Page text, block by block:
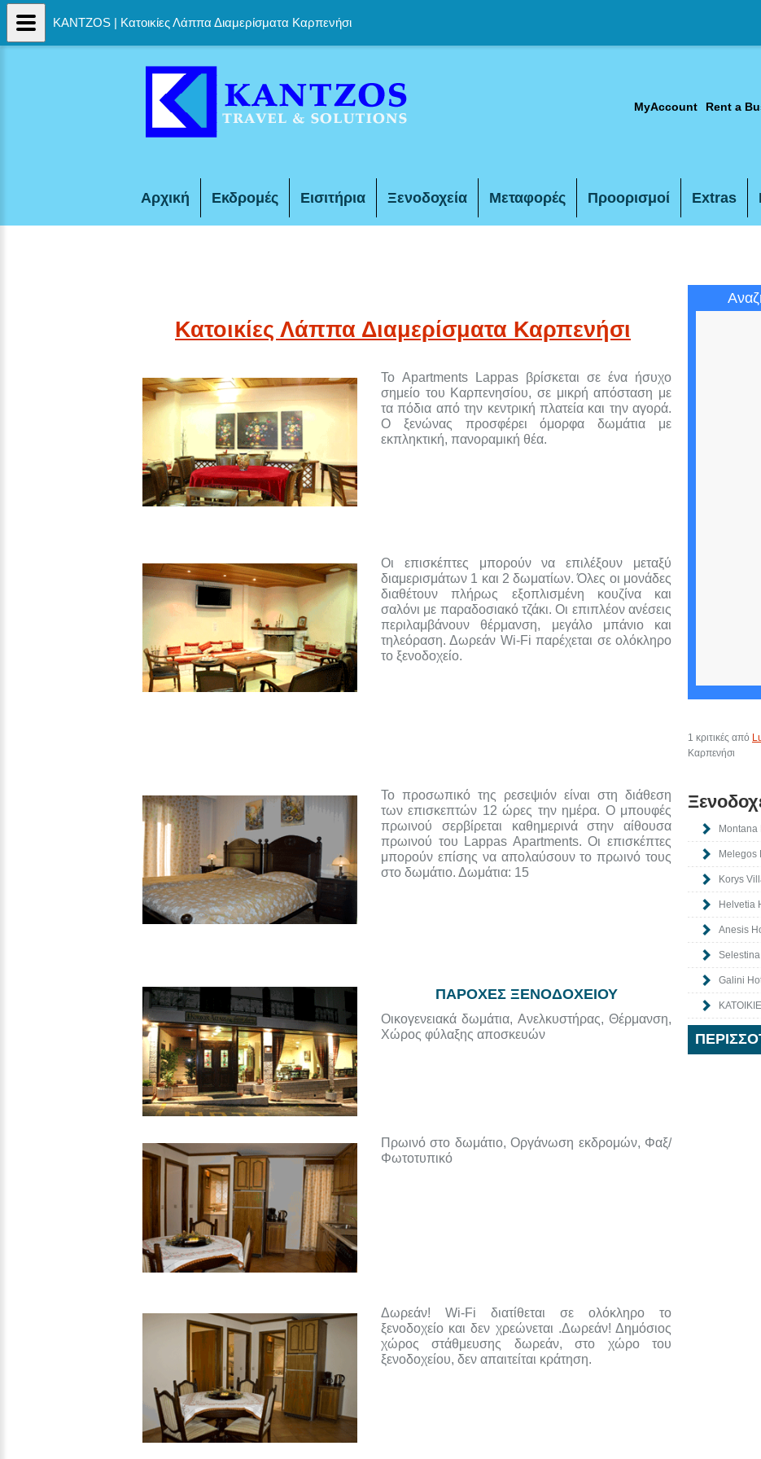
MyAccount Rent a
Αρχική Εκδρομές Εισιτήρια Ξενοδοχεία Μεταφορές Προορισμοί Extras
Κατοικίες Λάππα Διαμερίσματα Καρπενήσι
Το Apartments Lappas βρίσκεται σε ένα ήσυχο
σημείο του Καρπενησίου, σε μικρή απόσταση με
τα πόδια από την κεντρική πλατεία και την αγορά.
Ο ξενώνας προσφέρει όμορφα δωμάτια με
εκπληκτική, πανοραμική θέα.
Οι επισκέπτες μπορούν να επιλέξουν μεταξύ
διαμερισμάτων 1 και 2 δωματίων. Όλες οι μονάδες
διαθέτουν πλήρως εξοπλισμένη κουζίνα και
σαλόνι με παραδοσιακό τζάκι. Οι επιπλέον ανέσεις
περιλαμβάνουν θέρμανση, μεγάλο μπάνιο και
τηλεόραση. Δωρεάν Wi-Fi παρέχεται σε ολόκληρο
το ξενοδοχείο.
Το προσωπικό της ρεσεψιόν είναι στη διάθεση
των επισκεπτών 12 ώρες την ημέρα. Ο μπουφές
πρωινού σερβίρεται καθημερινά στην αίθουσα
πρωινού του Lappas Apartments. Οι επισκέπτες
μπορούν επίσης να απολαύσουν το πρωινό τους
στο δωμάτιο. Δωμάτια: 15
ΠΑΡΟΧΕΣ ΞΕΝΟΔΟΧΕΙΟΥ
Οικογενειακά δωμάτια, Ανελκυστήρας, Θέρμανση,
Χώρος φύλαξης αποσκευών
Πρωινό στο δωμάτιο, Οργάνωση εκδρομών, Φαξ/
Φωτοτυπικό
Δωρεάν! Wi-Fi διατίθεται σε ολόκληρο το
ξενοδοχείο και δεν χρεώνεται .Δωρεάν! Δημόσιος
χώρος στάθμευσης δωρεάν, στο χώρο του
ξενοδοχείου, δεν απαιτείται κράτηση.
1 κριτικές από
Καρπενήσι
Montana
Melegos
Korys
Helvetia
Anesis
Galini
KANTZOS | Κατοικίες Λάππα Διαμερίσματα Καρπενήσι